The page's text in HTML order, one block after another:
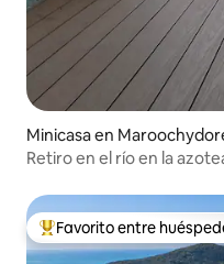
Minicasa en
Retiro en el río en la
Favorito entre huéspedes
Favorito entre